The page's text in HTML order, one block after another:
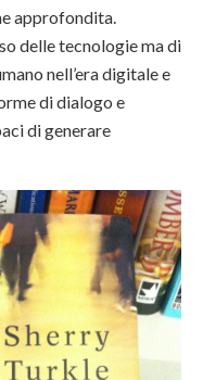
approfondita.
delle tecnologie ma di
nell’era digitale e
di dialogo e
di generare